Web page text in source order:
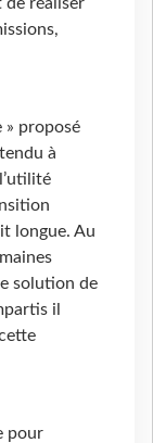
» proposé
à
longue. Au
solution de
il
pour